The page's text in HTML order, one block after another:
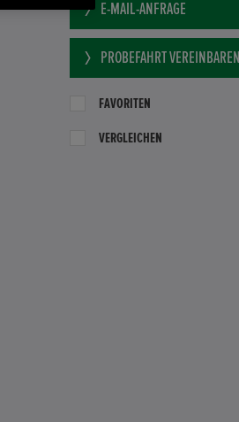
E-MAIL-ANFRAGE
PROBEFAHRT VEREINBAREN
FAVORITEN
VERGLEICHEN